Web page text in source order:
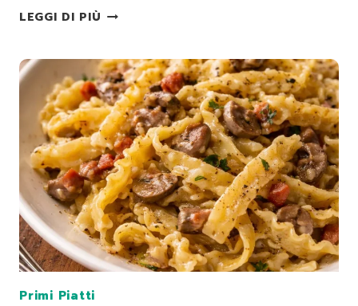
LEGGI DI PIÙ TROFIE
DI
PEPERONI,
SPECK
E
NOCI
Primi Piatti